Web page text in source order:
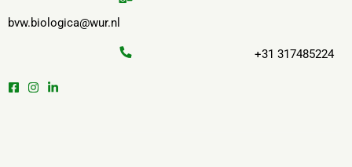
bvw.biologica@wur.nl
+31 317485224